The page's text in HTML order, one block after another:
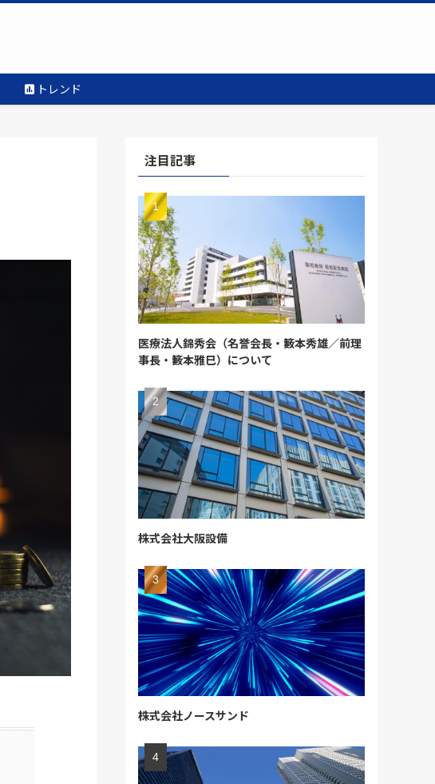
トレンド
注目記事
医療法人錦秀会（名誉会長・籔本秀雄／前理
事長・籔本雅巳）について
株式会社大阪設備
株式会社ノースサンド